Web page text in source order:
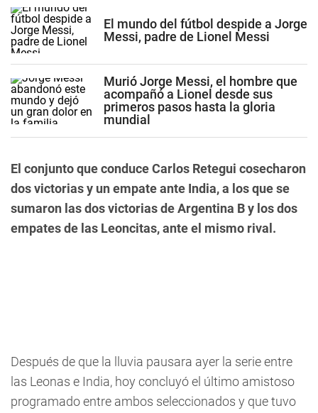
El mundo del fútbol despide a Jorge
Messi, padre de Lionel Messi
Murió Jorge Messi, el hombre que
acompañó a Lionel desde sus
primeros pasos hasta la gloria
mundial
El conjunto que conduce Carlos Retegui cosecharon
dos victorias y un empate ante India, a los que se
sumaron las dos victorias de Argentina B y los dos
empates de las Leoncitas, ante el mismo rival.
Después de que la lluvia pausara ayer la serie entre
las Leonas e India, hoy concluyó el último amistoso
programado entre ambos seleccionados y que tuvo